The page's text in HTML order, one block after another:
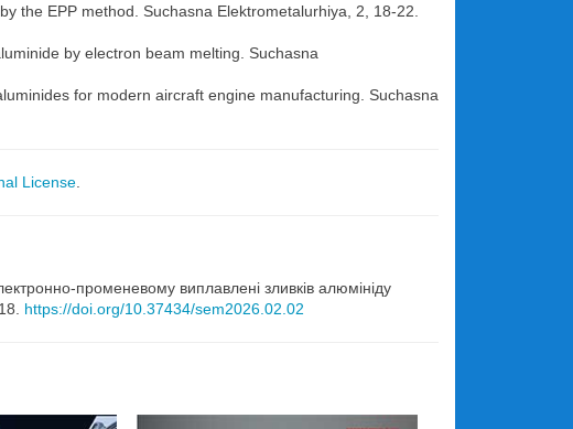
the EPP method. Suchasna Elektrometalurhiya, 2, 18-22.
by electron beam melting. Suchasna
for modern aircraft engine manufacturing. Suchasna
License
променевому виплавлені зливків алюмініду
https://doi.org/10.37434/sem2026.02.02